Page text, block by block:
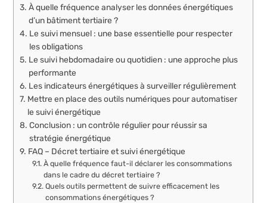
À quelle fréquence analyser les données énergétiques
d’un bâtiment tertiaire ?
Le suivi mensuel : une base essentielle pour respecter
les obligations
Le suivi hebdomadaire ou quotidien : une approche plus
performante
Les indicateurs énergétiques à surveiller régulièrement
Mettre en place des outils numériques pour automatiser
le suivi énergétique
Conclusion : un contrôle régulier pour réussir sa
stratégie énergétique
FAQ – Décret tertiaire et suivi énergétique
À quelle fréquence faut-il déclarer les consommations
dans le cadre du décret tertiaire ?
Quels outils permettent de suivre efficacement les
consommations énergétiques ?